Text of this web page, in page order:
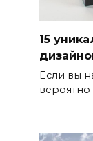
15
Если вы
вероятно